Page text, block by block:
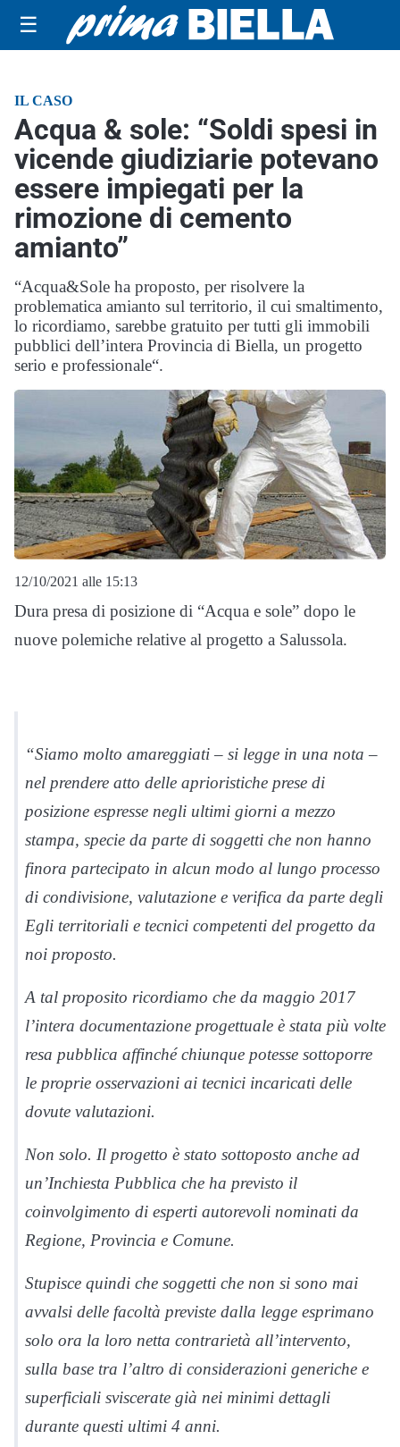
☰
IL CASO
Acqua & sole: “Soldi spesi in
vicende giudiziarie potevano
essere impiegati per la
rimozione di cemento
amianto”
“Acqua&Sole ha proposto, per risolvere la
problematica amianto sul territorio, il cui smaltimento,
lo ricordiamo, sarebbe gratuito per tutti gli immobili
pubblici dell’intera Provincia di Biella, un progetto
serio e professionale“.
12/10/2021 alle 15:13
Dura presa di posizione di “Acqua e sole” dopo le
nuove polemiche relative al progetto a Salussola.
“Siamo molto amareggiati – si legge in una nota –
nel prendere atto delle aprioristiche prese di
posizione espresse negli ultimi giorni a mezzo
stampa, specie da parte di soggetti che non hanno
finora partecipato in alcun modo al lungo processo
di condivisione, valutazione e verifica da parte degli
Egli territoriali e tecnici competenti del progetto da
noi proposto.
A tal proposito ricordiamo che da maggio 2017
l’intera documentazione progettuale è stata più volte
resa pubblica affinché chiunque potesse sottoporre
le proprie osservazioni ai tecnici incaricati delle
dovute valutazioni.
Non solo. Il progetto è stato sottoposto anche ad
un’Inchiesta Pubblica che ha previsto il
coinvolgimento di esperti autorevoli nominati da
Regione, Provincia e Comune.
Stupisce quindi che soggetti che non si sono mai
avvalsi delle facoltà previste dalla legge esprimano
solo ora la loro netta contrarietà all’intervento,
sulla base tra l’altro di considerazioni generiche e
superficiali sviscerate già nei minimi dettagli
durante questi ultimi 4 anni.